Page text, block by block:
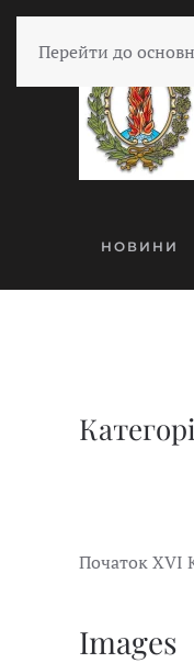
Перейти до
НОВИНИ
Початок ХVІ
Images